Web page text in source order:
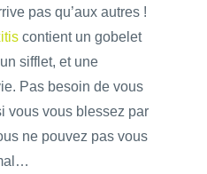
pas qu’aux autres !
contient un gobelet
sifflet, et une
Pas besoin de vous
vous vous blessez par
ne pouvez pas vous